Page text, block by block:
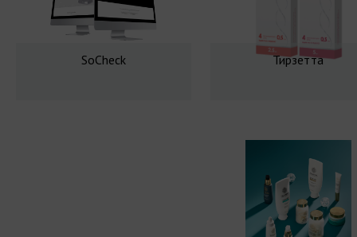
SoCheck Тирзетта